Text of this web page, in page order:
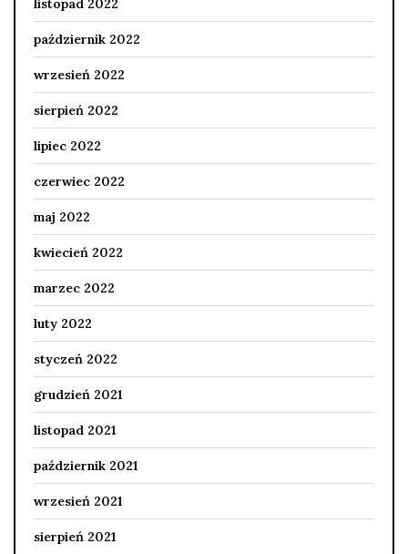
listopad 2022
październik 2022
wrzesień 2022
sierpień 2022
lipiec 2022
czerwiec 2022
maj 2022
kwiecień 2022
marzec 2022
luty 2022
styczeń 2022
grudzień 2021
listopad 2021
październik 2021
wrzesień 2021
sierpień 2021